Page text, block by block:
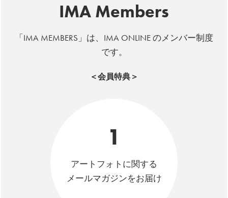
IMA Members
「IMA MEMBERS」は、IMA ONLINE のメンバー制度
です。
＜会員特典＞
1
アートフォトに関する
メールマガジンをお届け